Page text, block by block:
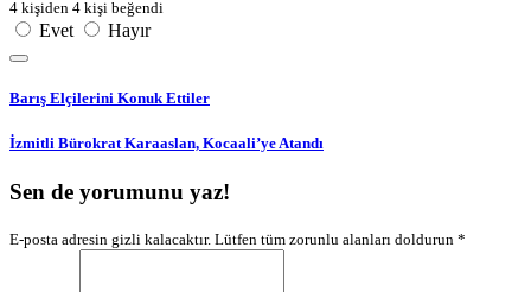
4 kişiden 4 kişi beğendi
Evet Hayır
Barış Elçilerini Konuk Ettiler
İzmitli Bürokrat Karaaslan, Kocaali’ye Atandı
Sen de yorumunu yaz!
E-posta adresin gizli kalacaktır. Lütfen tüm zorunlu alanları doldurun *